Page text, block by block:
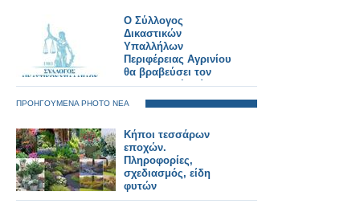
Ο Σύλλογος
Δικαστικών
Υπαλλήλων
Περιφέρειας Αγρινίου
θα βραβεύσει τον
υπεραθλητή Φώτη
Ζησιμόπουλο
ΠΡΟΗΓΟΥΜΕΝΑ PHOTO ΝΕΑ
Κήποι τεσσάρων
εποχών.
Πληροφορίες,
σχεδιασμός, είδη
φυτών